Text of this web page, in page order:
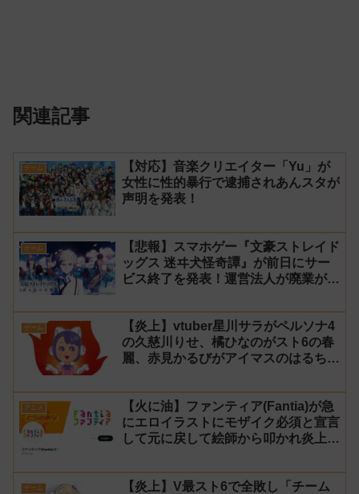
関連記事
ゲーム
【対応】音楽クリエイター「Yu」が
女性に性的暴行で逮捕されあんスタが
声明を発表！
ゲーム
【悲報】スマホゲー『文豪ストレイド
ッグス 迷ヰ犬怪奇譚』が前日にサー
ビス終了を発表！運営法人が廃業が原
ゲーム
【炎上】vtuber星川サラがペルソナ4
の久慈川りせ、橘ひなのがスト6の春
麗、赤見かるびがアイマスのはるちは
アニメ
【火に油】ファンティア(Fantia)が急
にエロイラストにモザイク必須と宣言
して元に戻して絵師から叩かれ炎上し
ゲーム
【炎上】V最スト6で全敗し「チーム